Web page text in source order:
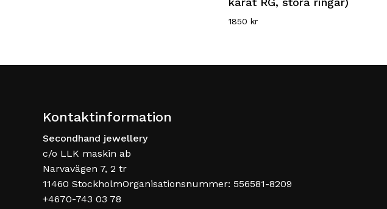
1850 kr
Kontaktinformation
Secondhand jewellery
c/o LLK maskin ab
Narvavägen 7, 2 tr
11460 StockholmOrganisationsnummer: 556581-8209
+4670-743 03 78